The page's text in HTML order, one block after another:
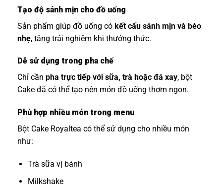
Tạo độ sánh mịn cho đồ uống
Sản phẩm giúp đồ uống có kết cấu sánh mịn và béo
nhẹ, tăng trải nghiệm khi thưởng thức.
Dễ sử dụng trong pha chế
Chỉ cần pha trực tiếp với sữa, trà hoặc đá xay, bột
Cake đã có thể tạo nên món đồ uống thơm ngon.
Phù hợp nhiều món trong menu
Bột Cake Royaltea có thể sử dụng cho nhiều món
như:
Trà sữa vị bánh
Milkshake